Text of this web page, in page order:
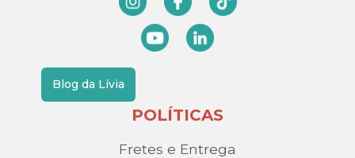
Blog da Lívia
POLÍTICAS
Fretes e Entrega